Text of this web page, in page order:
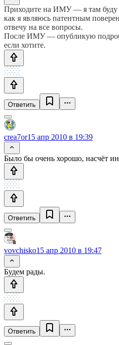
Приходите на ИМУ — я там буду
как я являюсь патентным
отвечу на все вопросы.
После ИМУ — опубликую
если хотите.
Ответить
crea7or15 апр 2010 в 19:39
Было бы очень хорошо, насчёт
Ответить
vovchisko15 апр 2010 в 19:47
Будем рады.
Ответить